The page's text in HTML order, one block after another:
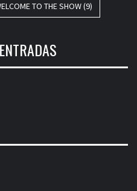
TO THE SHOW(9)